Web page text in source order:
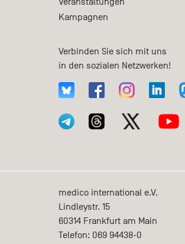
Kampagnen
Verbinden Sie sich mit uns
in den sozialen Netzwerken!
medico international e.V.
Lindleystr. 15
60314 Frankfurt am Main
Telefon: 069 94438-0